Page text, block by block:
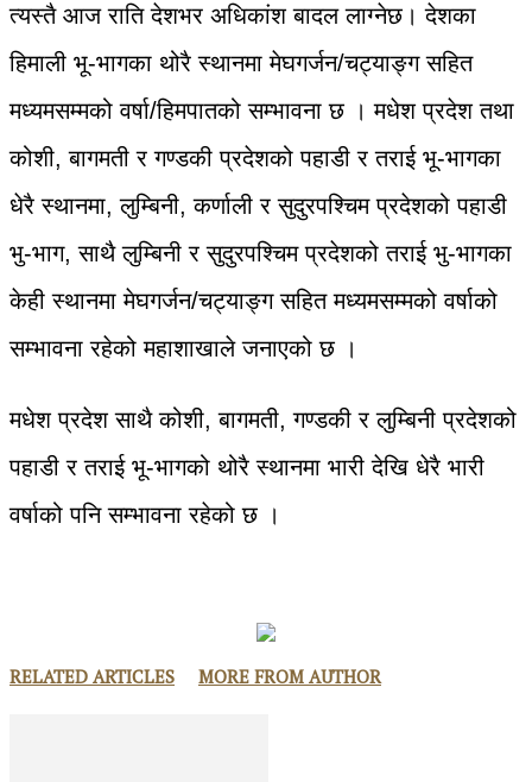
त्यस्तै आज राति देशभर अधिकांश बादल लाग्नेछ। देशका
हिमाली भू-भागका थोरै स्थानमा मेघगर्जन/चट्याङ्ग सहित
मध्यमसम्मको वर्षा/हिमपातको सम्भावना छ । मधेश प्रदेश तथा
कोशी, बागमती र गण्डकी प्रदेशको पहाडी र तराई भू-भागका
धेरै स्थानमा, लुम्बिनी, कर्णाली र सुदुरपश्चिम प्रदेशको पहाडी
भु-भाग, साथै लुम्बिनी र सुदुरपश्चिम प्रदेशको तराई भु-भागका
केही स्थानमा मेघगर्जन/चट्याङ्ग सहित मध्यमसम्मको वर्षाको
सम्भावना रहेको महाशाखाले जनाएको छ ।
मधेश प्रदेश साथै कोशी, बागमती, गण्डकी र लुम्बिनी प्रदेशको
पहाडी र तराई भू-भागको थोरै स्थानमा भारी देखि धेरै भारी
वर्षाको पनि सम्भावना रहेको छ ।
RELATED ARTICLES MORE FROM AUTHOR